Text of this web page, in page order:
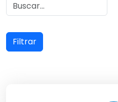
Filtrar